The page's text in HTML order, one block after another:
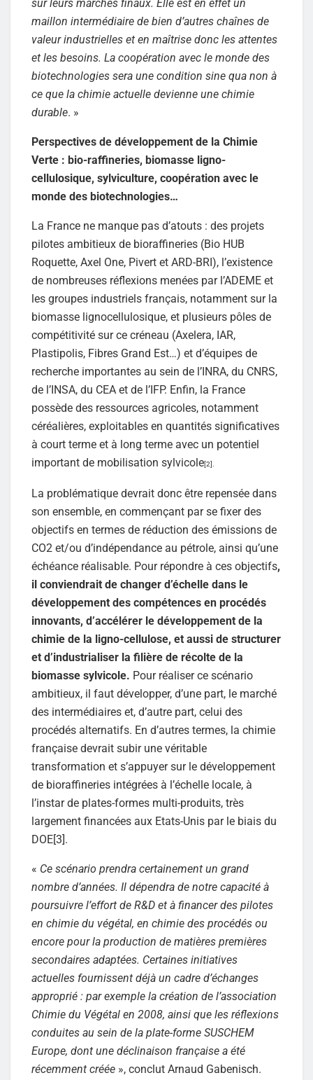
sur leurs marchés finaux. Elle est en effet un
maillon intermédiaire de bien d’autres chaînes de
valeur industrielles et en maîtrise donc les attentes
et les besoins. La coopération avec le monde des
biotechnologies sera une condition sine qua non à
ce que la chimie actuelle devienne une chimie
durable. »
Perspectives de développement de la Chimie
Verte : bio-raffineries, biomasse ligno-
cellulosique, sylviculture, coopération avec le
monde des biotechnologies…
La France ne manque pas d’atouts : des projets
pilotes ambitieux de bioraffineries (Bio HUB
Roquette, Axel One, Pivert et ARD-BRI), l’existence
de nombreuses réflexions menées par l’ADEME et
les groupes industriels français, notamment sur la
biomasse lignocellulosique, et plusieurs pôles de
compétitivité sur ce créneau (Axelera, IAR,
Plastipolis, Fibres Grand Est…) et d’équipes de
recherche importantes au sein de l’INRA, du CNRS,
de l’INSA, du CEA et de l’IFP. Enfin, la France
possède des ressources agricoles, notamment
céréalières, exploitables en quantités significatives
à court terme et à long terme avec un potentiel
important de mobilisation sylvicole[2].
La problématique devrait donc être repensée dans
son ensemble, en commençant par se fixer des
objectifs en termes de réduction des émissions de
CO2 et/ou d’indépendance au pétrole, ainsi qu’une
échéance réalisable. Pour répondre à ces objectifs,
il conviendrait de changer d’échelle dans le
développement des compétences en procédés
innovants, d’accélérer le développement de la
chimie de la ligno-cellulose, et aussi de structurer
et d’industrialiser la filière de récolte de la
biomasse sylvicole. Pour réaliser ce scénario
ambitieux, il faut développer, d’une part, le marché
des intermédiaires et, d’autre part, celui des
procédés alternatifs. En d’autres termes, la chimie
française devrait subir une véritable
transformation et s’appuyer sur le développement
de bioraffineries intégrées à l’échelle locale, à
l’instar de plates-formes multi-produits, très
largement financées aux Etats-Unis par le biais du
DOE[3].
« Ce scénario prendra certainement un grand
nombre d’années. Il dépendra de notre capacité à
poursuivre l’effort de R&D et à financer des pilotes
en chimie du végétal, en chimie des procédés ou
encore pour la production de matières premières
secondaires adaptées. Certaines initiatives
actuelles fournissent déjà un cadre d’échanges
approprié : par exemple la création de l’association
Chimie du Végétal en 2008, ainsi que les réflexions
conduites au sein de la plate-forme SUSCHEM
Europe, dont une déclinaison française a été
récemment créée », conclut Arnaud Gabenisch.